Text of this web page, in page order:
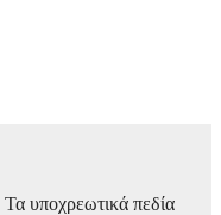
Τα υποχρεωτικά πεδία